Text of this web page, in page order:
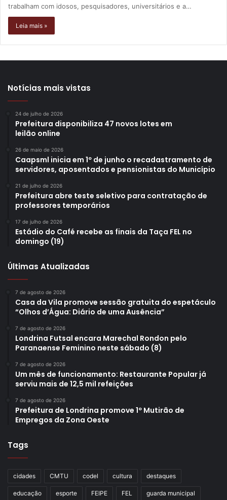
trabalham com idosos, pesquisadores, universitários e a…
Leia mais »
Notícias mais vistas
24 de julho de 2026
Prefeitura disponibiliza 47 novos lotes em
leilão online
26 de maio de 2026
Caapsml inicia em 1º de junho o recadastramento de
servidores, aposentados e pensionistas do Município
21 de julho de 2026
Prefeitura abre teste seletivo para contratação de
professores temporários
17 de julho de 2026
Estádio do Café recebe as finais da Taça FEL no
domingo (19)
Últimas Atualizadas
7 de agosto de 2026
Casa da Vila promove sessão gratuita do espetáculo
“Olhos d’Água: Diário de uma Ausência”
7 de agosto de 2026
Londrina Futsal encara Marechal Rondon pelo
Paranaense Feminino neste sábado (8)
7 de agosto de 2026
Um mês de funcionamento: Restaurante Popular já
serviu mais de 12,5 mil refeições
7 de agosto de 2026
Prefeitura de Londrina promove 1º Mutirão de
Empregos da Zona Oeste
Tags
cidades CMTU codel cultura destaques
educação esporte FEIPE FEL guarda municipal